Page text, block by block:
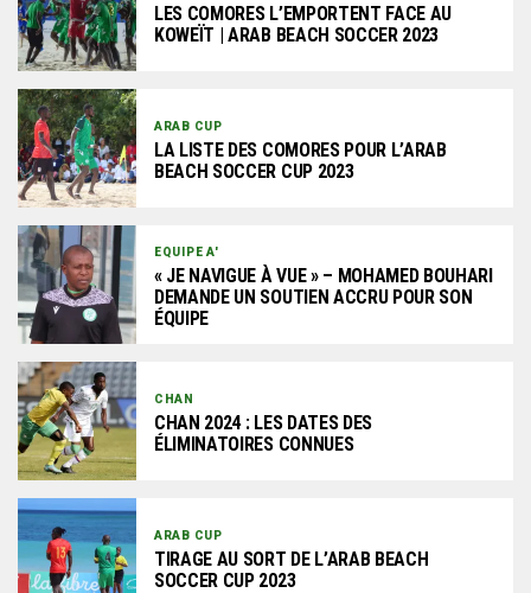
LES COMORES L’EMPORTENT FACE AU
KOWEÏT | ARAB BEACH SOCCER 2023
ARAB CUP
LA LISTE DES COMORES POUR L’ARAB
BEACH SOCCER CUP 2023
EQUIPE A'
« JE NAVIGUE À VUE » – MOHAMED BOUHARI
DEMANDE UN SOUTIEN ACCRU POUR SON
ÉQUIPE
CHAN
CHAN 2024 : LES DATES DES
ÉLIMINATOIRES CONNUES
ARAB CUP
TIRAGE AU SORT DE L’ARAB BEACH
SOCCER CUP 2023